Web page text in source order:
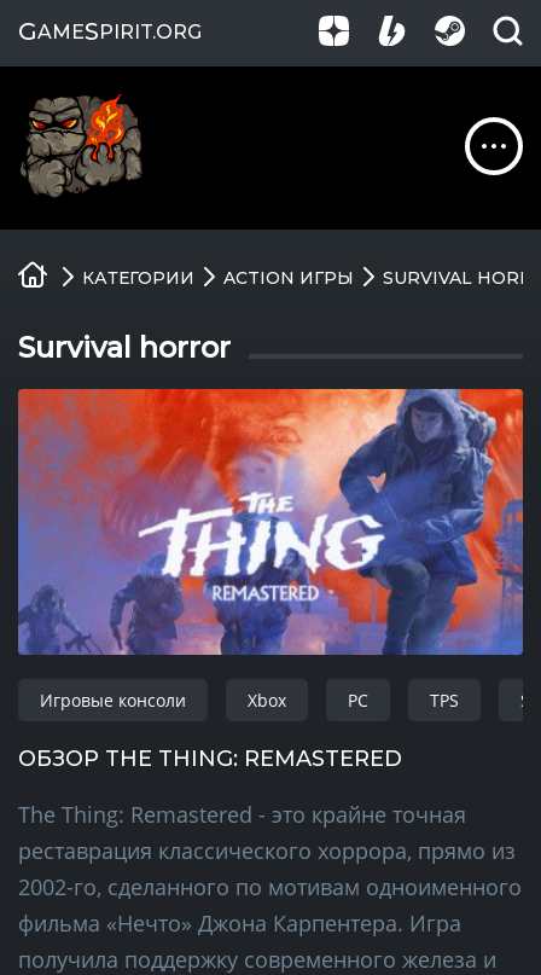
GAMESPIRIT.ORG
Игры
Компании
КАТЕГОРИИ ACTION ИГРЫ SURVIVAL
Survival horror
Игровые консоли Xbox PC TPS
ОБЗОР THE THING: REMASTERED
The Thing: Remastered - это крайне точная
реставрация классического хоррора, прямо из
2002-го, сделанного по мотивам одноименного
фильма «Нечто» Джона Карпентера. Игра
получила поддержку современного железа и